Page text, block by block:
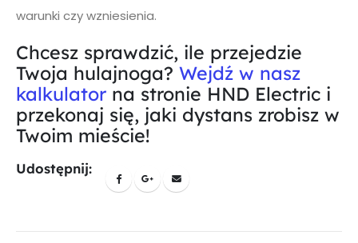
warunki czy wzniesienia.
Chcesz sprawdzić, ile przejedzie
Twoja hulajnoga? Wejdź w nasz
kalkulator na stronie HND Electric i
przekonaj się, jaki dystans zrobisz w
Twoim mieście!
Udostępnij: